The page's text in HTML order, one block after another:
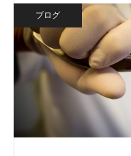
ブログ